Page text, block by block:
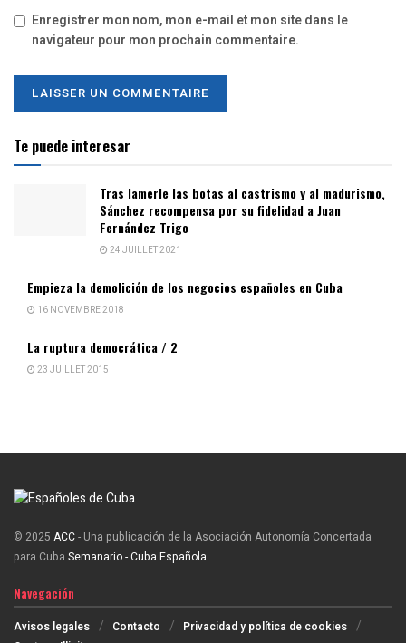
Enregistrer mon nom, mon e-mail et mon site dans le
navigateur pour mon prochain commentaire.
Te puede interesar
Tras lamerle las botas al castrismo y al madurismo,
Sánchez recompensa por su fidelidad a Juan
Fernández Trigo
24 JUILLET 2021
Empieza la demolición de los negocios españoles en Cuba
16 NOVEMBRE 2018
La ruptura democrática / 2
23 JUILLET 2015
© 2025 ACC- Una publicación de la Asociación Autonomía Concertada
para Cuba Semanario - Cuba Española .
Navegación
Avisos legales Contacto
Privacidad y política de cookies